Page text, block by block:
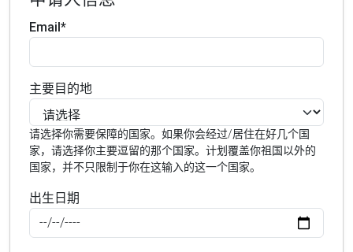
Email*
主要目的地
请选择你需要保障的国家。如果你会经过/居住在好几个国
家，请选择你主要逗留的那个国家。计划覆盖你祖国以外的
国家，并不只限制于你在这输入的这一个国家。
出生日期